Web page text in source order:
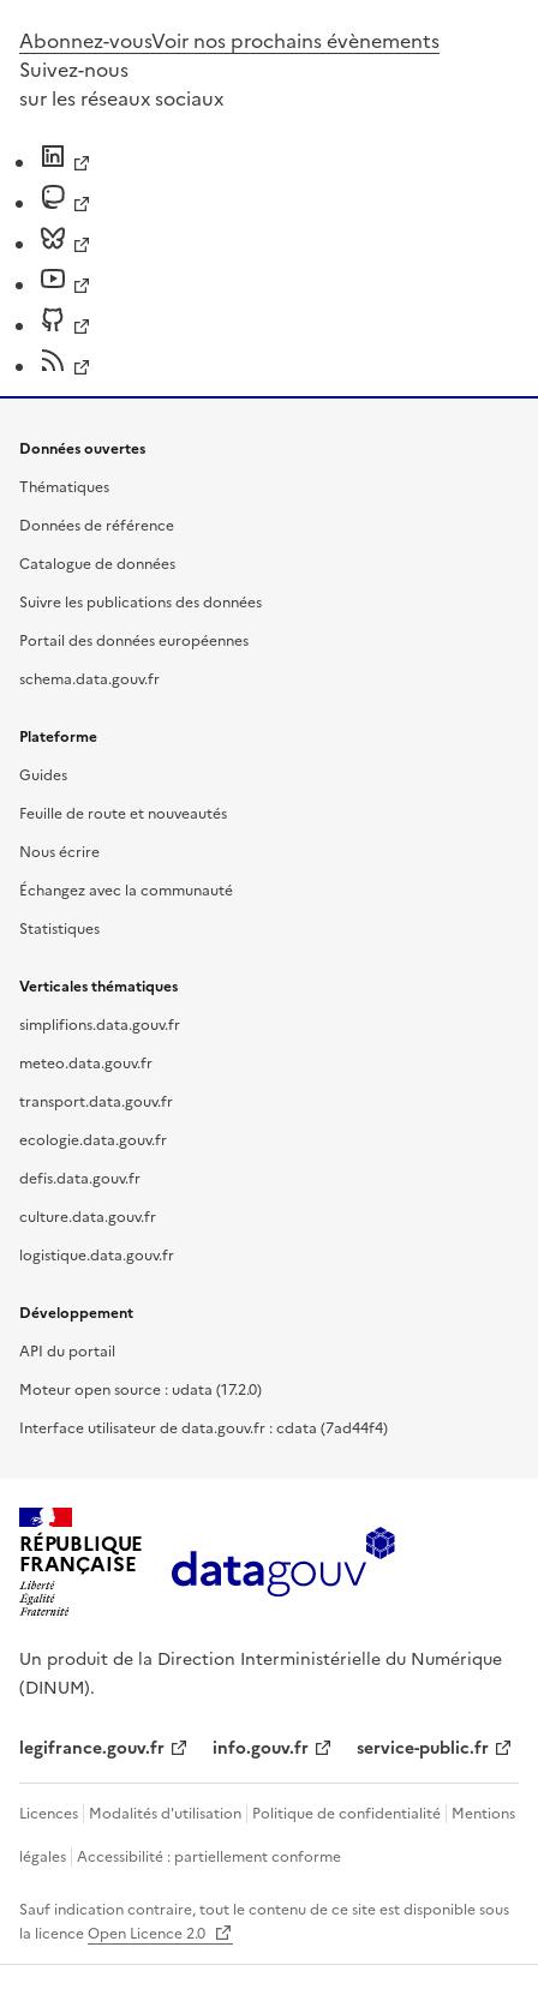
Abonnez-vousVoir nos prochains évènements
Suivez-nous
sur les réseaux sociaux
Données ouvertes
Thématiques
Données de référence
Catalogue de données
Suivre les publications des données
Portail des données européennes
schema.data.gouv.fr
Plateforme
Guides
Feuille de route et nouveautés
Nous écrire
Échangez avec la communauté
Statistiques
Verticales thématiques
simplifions.data.gouv.fr
meteo.data.gouv.fr
transport.data.gouv.fr
ecologie.data.gouv.fr
defis.data.gouv.fr
culture.data.gouv.fr
logistique.data.gouv.fr
Développement
API du portail
Moteur open source : udata (17.2.0)
Interface utilisateur de data.gouv.fr : cdata (7ad44f4)
RÉPUBLIQUE
FRANÇAISE
Un produit de la Direction Interministérielle du Numérique
(DINUM).
legifrance.gouv.fr info.gouv.fr service-public.fr
Licences Modalités d'utilisation Politique de confidentialité Mentions
légales Accessibilité : partiellement conforme
Sauf indication contraire, tout le contenu de ce site est disponible sous
la licenceOpen Licence 2.0